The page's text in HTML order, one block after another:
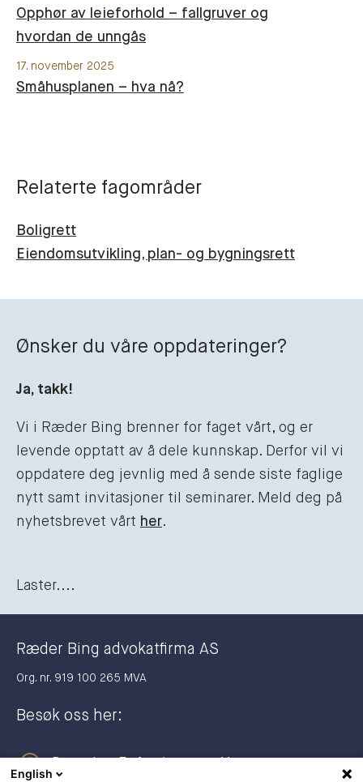
Opphør av leieforhold – fallgruver og
hvordan de unngås
17. november 2025
Småhusplanen – hva nå?
Relaterte fagområder
Boligrett
Eiendomsutvikling, plan- og bygningsrett
Ønsker du våre oppdateringer?
Ja, takk!
Vi i Ræder Bing brenner for faget vårt, og er
levende opptatt av å dele kunnskap. Derfor vil vi
oppdatere deg jevnlig med å sende siste faglige
nytt samt invitasjoner til seminarer. Meld deg på
nyhetsbrevet vårt her.
Laster....
Ræder Bing advokatfirma AS
Org. nr. 919 100 265 MVA
Besøk oss her:
English